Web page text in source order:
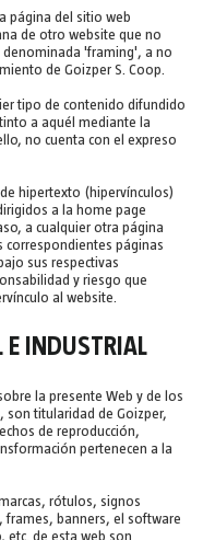
página del sitio web
de otro website que no
denominada 'framing', a no
de Goizper S. Coop.
tipo de contenido difundido
a aquél mediante la
no cuenta con el expreso
hipertexto (hipervínculos)
a la home page
a cualquier otra página
correspondientes páginas
sus respectivas
y riesgo que
al website.
E INDUSTRIAL
la presente Web y de los
titularidad de Goizper,
de reproducción,
pertenecen a la
rótulos, signos
frames, banners, el software
etc. de esta web son